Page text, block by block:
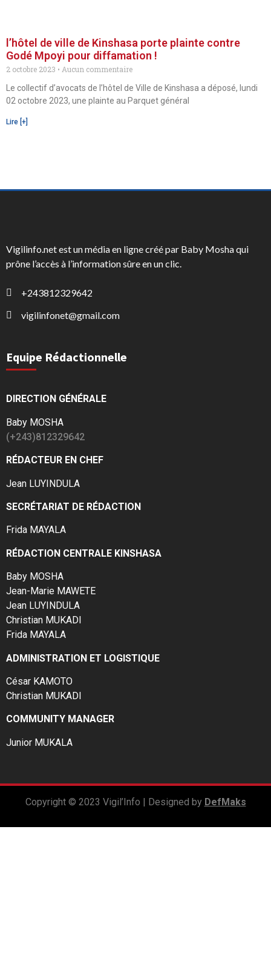
l’hôtel de ville de Kinshasa porte plainte contre
Godé Mpoyi pour diffamation !
2 octobre 2023
Aucun commentaire
Le collectif d’avocats de l’hôtel de Ville de Kinshasa a déposé, lundi
02 octobre 2023, une plainte au Parquet général
Lire [+]
Vigilinfo.net est un média en ligne créé par Baby Mosha qui
prône l’accès à l’information sûre en un clic.
+243812329642
vigilinfonet@gmail.com
Equipe Rédactionnelle
DIRECTION GÉNÉRALE
Baby MOSHA
(+243)812329642
RÉDACTEUR EN CHEF
Jean LUYINDULA
SECRÉTARIAT DE RÉDACTION
Frida MAYALA
RÉDACTION CENTRALE KINSHASA
Baby MOSHA
Jean-Marie MAWETE
Jean LUYINDULA
Christian MUKADI
Frida MAYALA
ADMINISTRATION ET LOGISTIQUE
César KAMOTO
Christian MUKADI
COMMUNITY MANAGER
Junior MUKALA
Copyright © 2023 Vigil’Info | Designed by DefMaks